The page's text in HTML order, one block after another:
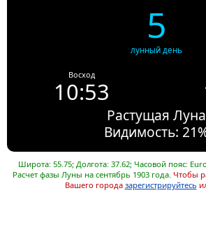
5
лунный день
Восход
10:53
Растущая Луна
Видимость:
Широта: 55.75; Долгота: 37.62; Часовой пояс:
Расчет фазы Луны на сентябрь 1903 года. Чтобы
Вашего города зарегистрируйтесь